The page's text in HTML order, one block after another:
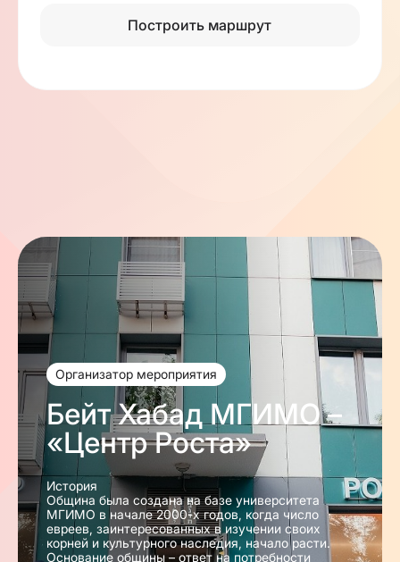
Построить маршрут
Организатор мероприятия
Бейт Хабад МГИМО –
«Центр Роста»
История
Община была создана на базе университета
МГИМО в начале 2000-х годов, когда число
евреев, заинтересованных в изучении своих
корней и культурного наследия, начало расти.
Основание общины – ответ на потребности